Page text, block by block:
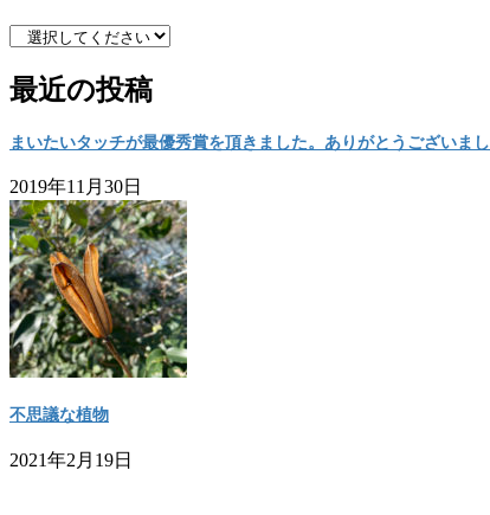
最近の投稿
まいたいタッチが最優秀賞を頂きました。ありがとうございまし
2019年11月30日
不思議な植物
2021年2月19日